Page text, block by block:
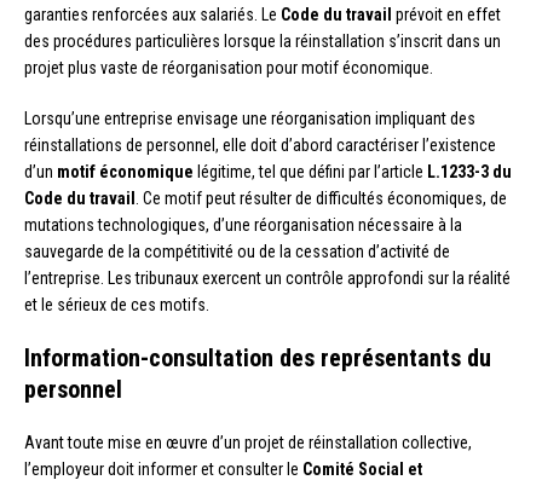
garanties renforcées aux salariés. Le Code du travail prévoit en effet
des procédures particulières lorsque la réinstallation s’inscrit dans un
projet plus vaste de réorganisation pour motif économique.
Lorsqu’une entreprise envisage une réorganisation impliquant des
réinstallations de personnel, elle doit d’abord caractériser l’existence
d’un motif économique légitime, tel que défini par l’article L.1233-3 du
Code du travail . Ce motif peut résulter de difficultés économiques, de
mutations technologiques, d’une réorganisation nécessaire à la
sauvegarde de la compétitivité ou de la cessation d’activité de
l’entreprise. Les tribunaux exercent un contrôle approfondi sur la réalité
et le sérieux de ces motifs.
Information-consultation des représentants du
personnel
Avant toute mise en œuvre d’un projet de réinstallation collective,
l’employeur doit informer et consulter le Comité Social et